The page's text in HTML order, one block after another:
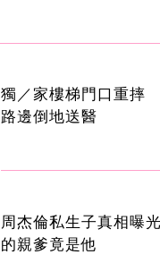
獨／家樓梯門口重摔
路邊倒地送醫
周杰倫私生子真相曝
的親爹竟是他